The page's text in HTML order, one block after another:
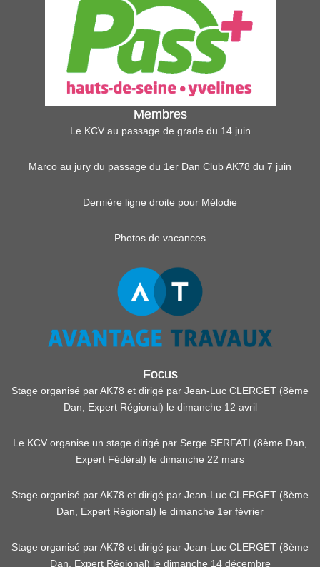
Membres
Le KCV au passage de grade du 14 juin
Marco au jury du passage du 1er Dan Club AK78 du 7 juin
Dernière ligne droite pour Mélodie
Photos de vacances
Focus
Stage organisé par AK78 et dirigé par Jean-Luc CLERGET (8ème
Dan, Expert Régional) le dimanche 12 avril
Le KCV organise un stage dirigé par Serge SERFATI (8ème Dan,
Expert Fédéral) le dimanche 22 mars
Stage organisé par AK78 et dirigé par Jean-Luc CLERGET (8ème
Dan, Expert Régional) le dimanche 1er février
Stage organisé par AK78 et dirigé par Jean-Luc CLERGET (8ème
Dan, Expert Régional) le dimanche 14 décembre